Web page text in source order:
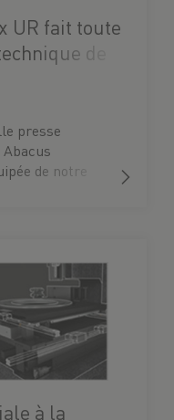
UR fait toute
de
presse
Abacus
de notre
à la